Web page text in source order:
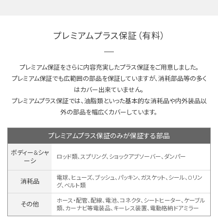
プレミアムプラス保証（有料）
プレミアム保証をさらに内容充実したプラス保証をご用意しました。
プレミアム保証でも広範囲の部品を保証していますが、消耗部品等の多く
はカバー出来ていません。
プレミアムプラス保証では、油脂類といった基本的な消耗品や内外装品以
外の部品を幅広くカバーしています。
プレミアムプラス保証のみが保証する部品
ボディー&シャ
ーシ
ロッド類、スプリング、ショックアブソーバー、ダンパー
消耗品
電球、ヒューズ、ブッシュ、パッキン、ガスケット、シール、Oリン
グ、ベルト類
その他
ホース・配管、配線、電池、コネクタ、シートヒーター、ケーブル
類、カーナビ等電装品、キーレス装置、 電動格納ドアミラー